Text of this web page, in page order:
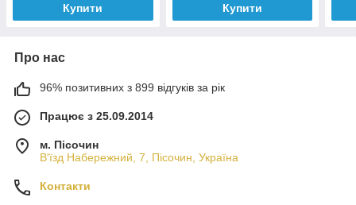
Купити Купити
Про нас
96% позитивних з 899 відгуків за рік
Працює з 25.09.2014
м. Пісочин
В'їзд Набережний, 7, Пісочин, Україна
Контакти